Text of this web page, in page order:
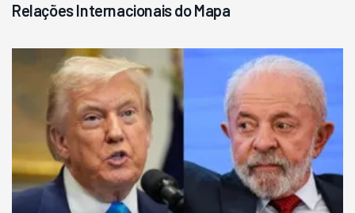
Relações Internacionais do Mapa